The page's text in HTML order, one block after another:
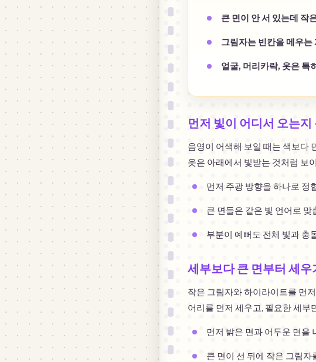
큰 면이 안 서 있는데 작
그림자는 빈칸을 메우
얼굴, 머리카락, 옷은 특
먼저 빛이 어디서 오는지
음영이 어색해 보일 때는 색보다
옷은 아래에서 빛받는 것처럼 보
먼저 주광 방향을 하나로 정
큰 면들은 같은 빛 언어로 맞
부분이 예뻐도 전체 빛과 충
세부보다 큰 면부터 세우
작은 그림자와 하이라이트를 먼
어리를 먼저 세우고, 필요한 세
먼저 밝은 면과 어두운 면을
큰 면이 선 뒤에 작은 그림자